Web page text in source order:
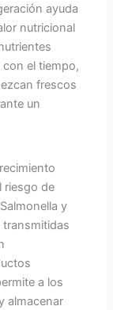
ayuda
nutricional
el tiempo,
frescos
un
riesgo de
y
transmitidas
a los
almacenar